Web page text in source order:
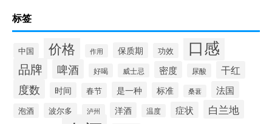
标签
中国 价格 作用 保质期 功效 口感
品牌 啤酒 好喝 威士忌 密度 尿酸 干红
度数 时间 春节 是一种 标准 桑葚 法国
泡酒 波尔多 泸州 洋酒 温度 症状 白兰地